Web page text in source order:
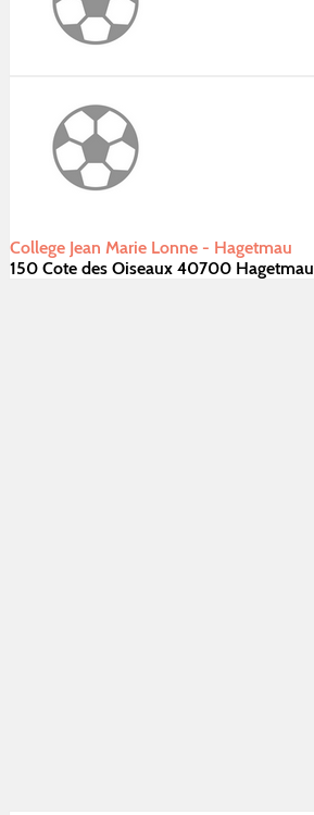
College Jean Marie Lonne - Hagetmau
150 Cote des Oiseaux 40700 Hagetmau